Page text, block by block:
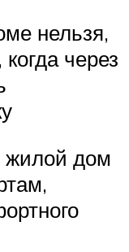
нельзя,
через
жилой дом